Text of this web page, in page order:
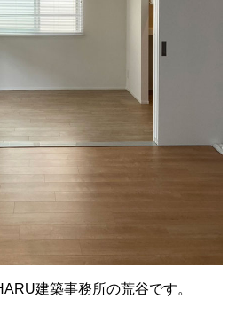
建築事務所の荒谷です。